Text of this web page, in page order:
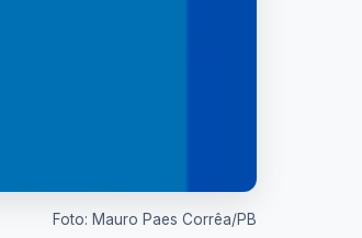
Foto: Mauro Paes Corrêa/PB